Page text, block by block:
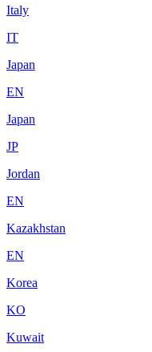
Italy
IT
Japan
EN
Japan
JP
Jordan
EN
Kazakhstan
EN
Korea
KO
Kuwait